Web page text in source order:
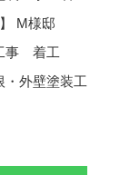
M様邸
事 着工
・外壁塗装工